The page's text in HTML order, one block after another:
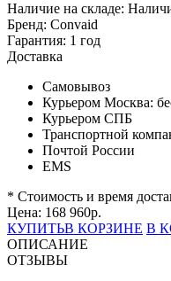
Наличие на складе:
Бренд: Convaid
Гарантия: 1 год
Доставка
Самовывоз
Курьером Москва:
Курьером СПБ
Транспортной
Почтой России
EMS
* Стоимость и время
Цена: 168 960р.
КУПИТЬВ КОРЗИНЕ В
ОПИСАНИЕ
ОТЗЫВЫ